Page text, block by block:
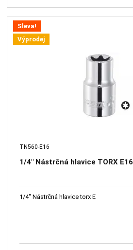
Sleva!
Výprodej
TN560-E16
1/4" Nástrčná hlavice TORX E16
1/4" Nástrčná hlavice torx E